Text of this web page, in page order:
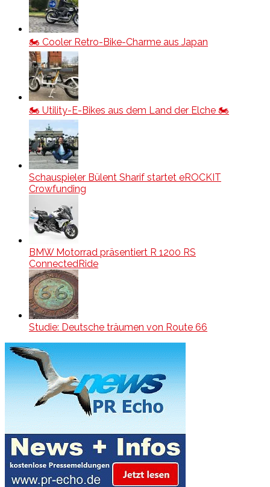
🏍️ Cooler Retro-Bike-Charme aus Japan
🏍️ Utility-E-Bikes aus dem Land der Elche 🏍️
Schauspieler Bülent Sharif startet eROCKIT
Crowfunding
BMW Motorrad präsentiert R 1200 RS
ConnectedRide
Studie: Deutsche träumen von Route 66